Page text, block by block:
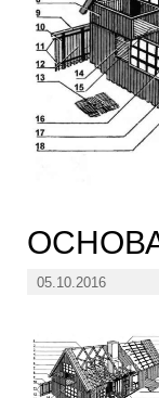
05.10.2016